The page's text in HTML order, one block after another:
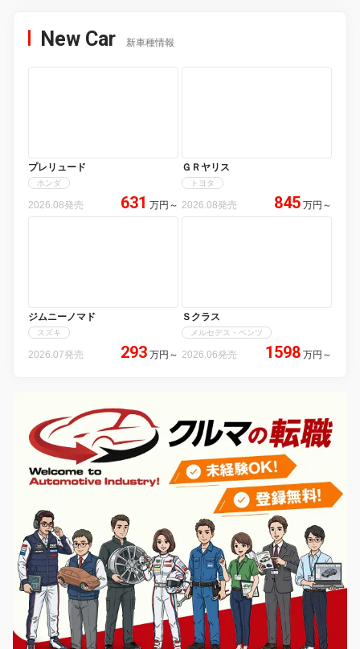
New Car 新車種情報
プレリュード
ホンダ
2026.08発売 631 万円 ～
ＧＲヤリス
トヨタ
2026.08発売 845 万円 ～
ジムニーノマド
スズキ
2026.07発売 293 万円 ～
Ｓクラス
メルセデス・ベンツ
2026.06発売 1598 万円 ～